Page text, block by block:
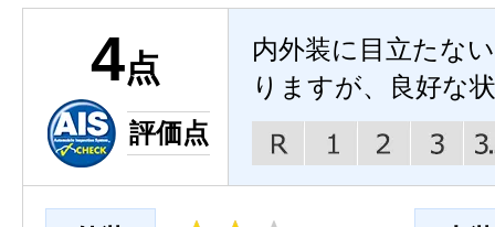
4点
評価点
内外装に目立たな
りますが、良好な